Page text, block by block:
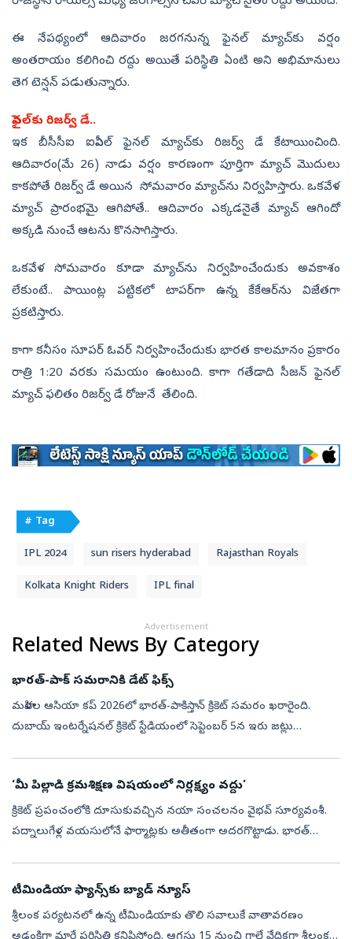
ఈ నేపథ్యంలో ఆదివారం జరగనున్న ఫైనల్‌ మ్యాచ్‌కు వర్షం
అంతరాయం కలిగించి రద్దు అయితే పరిస్థితి ఏంటి అని అభిమానులు
తెగ టెన్షన్‌ పడుతున్నారు.
ఫైనల్‌కు రిజర్వ్‌ డే..
ఇక బీసీసీఐ ఐపీఎల్‌ ఫైనల్‌ మ్యాచ్‌కు రిజర్వ్‌ డే కేటాయించింది.
ఆదివారం(మే 26) నాడు వర్షం కారణంగా పూర్తిగా మ్యాచ్‌ మొదులు
కాకపోతే రిజర్వ్‌ డే అయిన సోమ‌వారం మ్యాచ్‌ను నిర్వ‌హిస్తారు. ఒకవేళ
మ్యాచ్‌ ప్రారంభమై ఆగిపోతే.. ఆదివారం ఎక్క‌డ‌నైతే మ్యాచ్ ఆగిందో
అక్క‌డి నుంచే ఆటను కొన‌సాగిస్తారు.
ఒక‌వేళ సోమ‌వారం కూడా మ్యాచ్‌ను నిర్వ‌హించేందుకు అవ‌కాశం
లేకుంటే.. పాయింట్ల పట్టికలో టాపర్‌గా ఉన్న కేకేఆర్‌ను విజేతగా
ప్రకటిస్తారు.
కాగా కనీసం సూపర్‌ ఓవర్‌ నిర్వహించేందుకు భారత కాలమానం ప్రకారం
రాత్రి 1:20 వరకు సమయం ఉంటుంది. కాగా గతేడాది సీజన్‌ ఫైనల్
మ్యాచ్ ఫలితం రిజర్వ్ డే రోజునే తేలింది.
# Tag
IPL 2024 sun risers hyderabad Rajasthan Royals
Kolkata Knight Riders IPL final
Advertisement
Related News By Category
భారత్‌-పాక్‌ సమరానికి డేట్‌ ఫిక్స్‌
మహిళల ఆసియా కప్‌ 2026లో భారత్‌-పాకిస్తాన్‌ క్రికెట్‌ సమరం ఖరారైంది.
దుబాయ్‌ ఇంటర్నేషనల్‌ క్రికెట్‌ స్టేడియంలో సెప్టెంబర్‌ 5న ఇరు జట్లు
‘మీ పిల్లాడి క్రమశిక్షణ విషయంలో నిర్లక్ష్యం వద్దు’
క్రికెట్‌ ప్రపంచంలోకి దూసుకువచ్చిన నయా సంచలనం వైభవ్‌ సూర్యవంశీ.
పద్నాలుగేళ్ల వయసులోనే ఫార్మాట్లకు అతీతంగా అదరగొట్టాడు. భారత్‌
టీమిండియా ఫ్యాన్స్‌కు బ్యాడ్‌ న్యూస్‌
శ్రీలంక పర్యటనలో ఉన్న టీమిండియాకు తొలి సవాలుకే వాతావరణం